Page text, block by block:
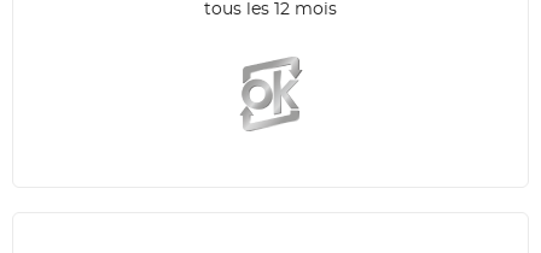
tous les 12 mois